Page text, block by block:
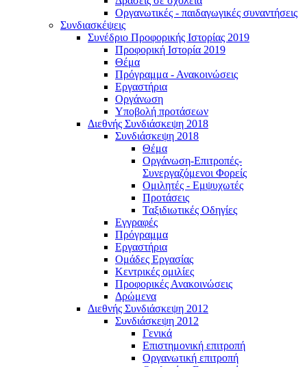
Οργανωτικές - παιδαγωγικές συναντήσεις
Συνδιασκέψεις
Συνέδριο Προφορικής Ιστορίας 2019
Προφορική Ιστορία 2019
Θέμα
Πρόγραμμα - Ανακοινώσεις
Εργαστήρια
Οργάνωση
Υποβολή προτάσεων
Διεθνής Συνδιάσκεψη 2018
Συνδιάσκεψη 2018
Θέμα
Οργάνωση-Επιτροπές-
Συνεργαζόμενοι Φορείς
Ομιλητές - Εμψυχωτές
Προτάσεις
Ταξιδιωτικές Οδηγίες
Εγγραφές
Πρόγραμμα
Εργαστήρια
Ομάδες Εργασίας
Κεντρικές ομιλίες
Προφορικές Ανακοινώσεις
Δρώμενα
Διεθνής Συνδιάσκεψη 2012
Συνδιάσκεψη 2012
Γενικά
Επιστημονική επιτροπή
Οργανωτική επιτροπή